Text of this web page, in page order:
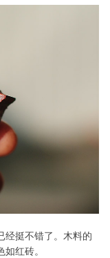
经挺不错了。木料的
红砖。